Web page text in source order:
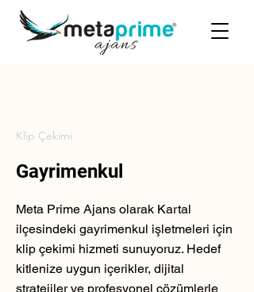
Klip Çekimi
Gayrimenkul
Meta Prime Ajans olarak Kartal
ilçesindeki gayrimenkul işletmeleri için
klip çekimi hizmeti sunuyoruz. Hedef
kitlenize uygun içerikler, dijital
stratejiler ve profesyonel çözümlerle